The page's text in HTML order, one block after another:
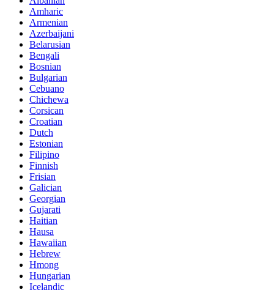
Amharic
Armenian
Azerbaijani
Belarusian
Bengali
Bosnian
Bulgarian
Cebuano
Chichewa
Corsican
Croatian
Dutch
Estonian
Filipino
Finnish
Frisian
Galician
Georgian
Gujarati
Haitian
Hausa
Hawaiian
Hebrew
Hmong
Hungarian
Icelandic